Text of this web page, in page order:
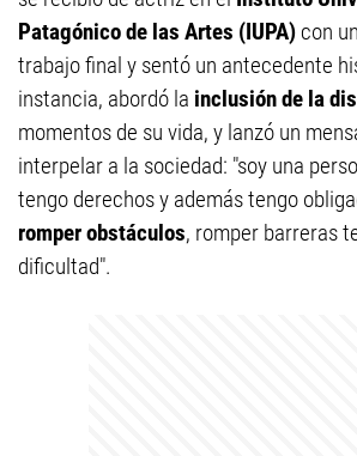
Patagónico de las Artes (IUPA) con
trabajo final y sentó un antecedente
instancia, abordó la inclusión de la
momentos de su vida, y lanzó un
interpelar a la sociedad: "soy una
tengo derechos y además tengo
romper obstáculos, romper barreras
dificultad".